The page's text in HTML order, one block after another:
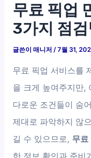
무료 픽업
3가지 점검
글쓴이매니저 /7월 31,
무료 픽업 서비스를
을 크게 높여주지만,
다로운 조건들이 숨
제대로 파악하지 않
길 수 있으므로, 무료
한 정보 확인과 준비